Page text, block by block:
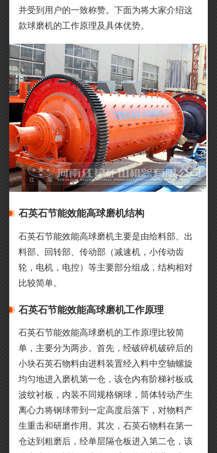
并受到用户的一致称赞。下面为将大家介绍这
款球磨机的工作原理及具体优势。
石英石节能效能高球磨机结构
石英石节能效能高球磨机主要是由给料部、出
料部、回转部、传动部（减速机，小传动齿
轮，电机，电控）等主要部分组成，结构相对
比较简单。
石英石节能效能高球磨机工作原理
石英石节能效能高球磨机的工作原理比较简
单，主要分为两步。首先，经破碎机破碎后的
小块石英石物料由进料装置经入料中空轴螺旋
均匀地进入磨机第一仓，该仓内有阶梯衬板或
波纹衬板，内装不同规格钢球，筒体转动产生
离心力将钢球带到一定高度后落下，对物料产
生重击和研磨作用。其次，石英石物料在第一
仓达到粗磨后，经单层隔仓板进入第二仓，该